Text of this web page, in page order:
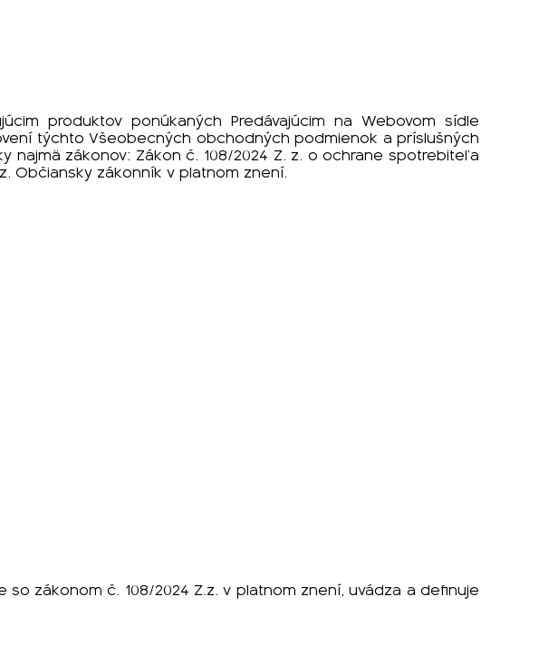
produktov ponúkaných Predávajúcim na Webovom sídle
týchto Všeobecných obchodných podmienok a príslušných
najmä zákonov: Zákon č. 108/2024 Z. z. o ochrane spotrebiteľa
Občiansky zákonník v platnom znení.
zákonom č. 108/2024 Z.z. v platnom znení, uvádza a definuje